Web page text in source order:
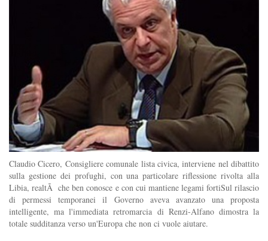
Claudio Cicero, Consigliere comunale lista civica, interviene nel dibattito
sulla gestione dei profughi, con una particolare riflessione rivolta alla
Libia, realtÃ che ben conosce e con cui mantiene legami fortiSul rilascio
di permessi temporanei il Governo aveva avanzato una proposta
intelligente, ma l'immediata retromarcia di Renzi-Alfano dimostra la
totale sudditanza verso un'Europa che non ci vuole aiutare.